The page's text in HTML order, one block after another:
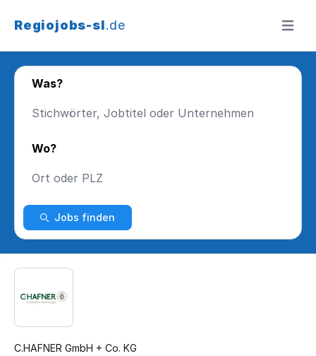
Regiojobs-sl.de Menü
Was?
Wo?
Jobs finden
C.HAFNER GmbH + Co. KG